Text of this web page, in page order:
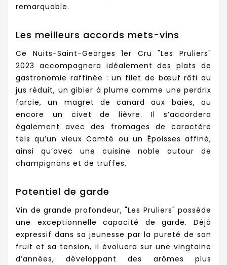
remarquable.
Les meilleurs accords mets-vins
Ce Nuits-Saint-Georges 1er Cru "Les Pruliers"
2023 accompagnera idéalement des plats de
gastronomie raffinée : un filet de bœuf rôti au
jus réduit, un gibier à plume comme une perdrix
farcie, un magret de canard aux baies, ou
encore un civet de lièvre. Il s’accordera
également avec des fromages de caractère
tels qu’un vieux Comté ou un Époisses affiné,
ainsi qu’avec une cuisine noble autour de
champignons et de truffes.
Potentiel de garde
Vin de grande profondeur, "Les Pruliers" possède
une exceptionnelle capacité de garde. Déjà
expressif dans sa jeunesse par la pureté de son
fruit et sa tension, il évoluera sur une vingtaine
d’années, développant des arômes plus